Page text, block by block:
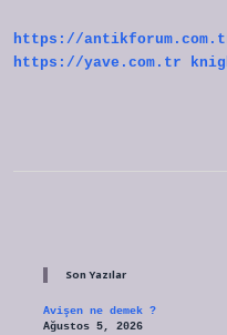
https://
https://yave.com.tr
Son Yazılar
Avişen ne demek ?
Ağustos 5, 2026